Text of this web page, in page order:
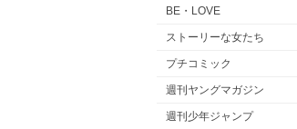
BE・LOVE
ストーリーな女たち
プチコミック
週刊ヤングマガジン
週刊少年ジャンプ